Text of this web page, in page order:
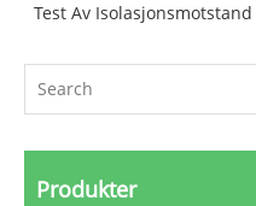
Test Av Isolasjonsmotstand
Produkter